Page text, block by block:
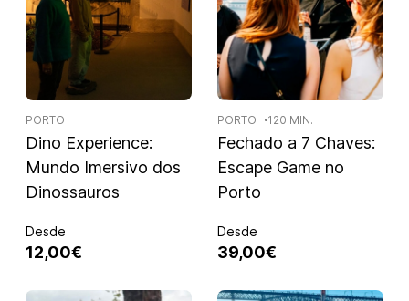
PORTO
Dino Experience:
Mundo Imersivo dos
Dinossauros
Desde
12,00€
PORTO 120 MIN.
Fechado a 7 Chaves:
Escape Game no
Porto
Desde
39,00€